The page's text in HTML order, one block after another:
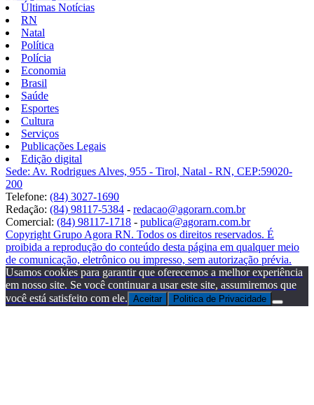
Últimas Notícias
RN
Natal
Política
Polícia
Economia
Brasil
Saúde
Esportes
Cultura
Serviços
Publicações Legais
Edição digital
Sede: Av. Rodrigues Alves, 955 - Tirol, Natal - RN, CEP:59020-
200
Telefone: (84) 3027-1690
Redação: (84) 98117-5384 - redacao@agorarn.com.br
Comercial: (84) 98117-1718 - publica@agorarn.com.br
Copyright Grupo Agora RN. Todos os direitos reservados. É
proibida a reprodução do conteúdo desta página em qualquer meio
de comunicação, eletrônico ou impresso, sem autorização prévia.
Usamos cookies para garantir que oferecemos a melhor experiência
em nosso site. Se você continuar a usar este site, assumiremos que
você está satisfeito com ele. Aceitar Politica de Privacidade